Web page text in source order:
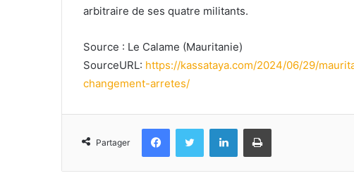
arbitraire de ses quatre militants.
Source : Le Calame (Mauritanie)
SourceURL: https://kassataya.com/2024/06/29/
changement-arretes/
Partager
FacebookTwitter LinkedinImprimer